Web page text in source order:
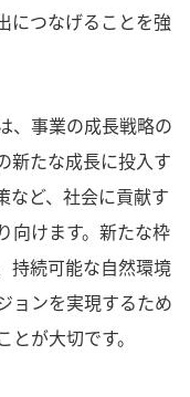
につなげることを強
、事業の成長戦略の
新たな成長に投入す
など、社会に貢献す
向けます。新たな枠
持続可能な自然環境
ョンを実現するため
が大切です。